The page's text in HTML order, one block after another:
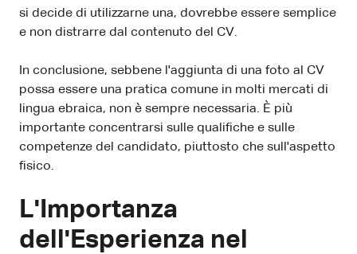
si decide di utilizzarne una, dovrebbe essere semplice
e non distrarre dal contenuto del CV.
In conclusione, sebbene l'aggiunta di una foto al CV
possa essere una pratica comune in molti mercati di
lingua ebraica, non è sempre necessaria. È più
importante concentrarsi sulle qualifiche e sulle
competenze del candidato, piuttosto che sull'aspetto
fisico.
L'Importanza
dell'Esperienza nel